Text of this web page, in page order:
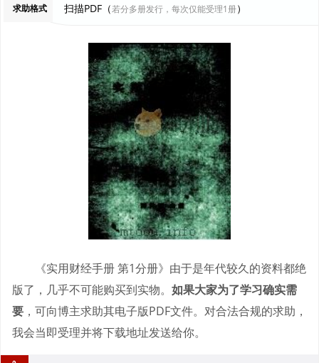
求助格式 扫描PDF（若分多册发行，每次仅能受理1册）
《实用财经手册 第1分册》由于是年代较久的资料都绝
版了，几乎不可能购买到实物。 如果大家为了学习确实需
要 ，可向博主求助其电子版PDF文件。对合法合规的求助，
我会当即受理并将下载地址发送给你。